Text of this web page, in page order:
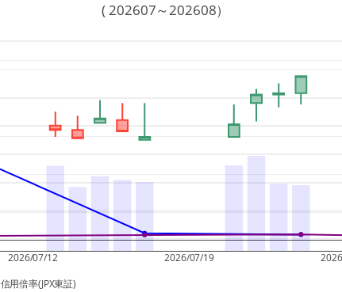
2026/07/12 2026/07/19
信用倍率(JPX東証)
( 202607～202608）